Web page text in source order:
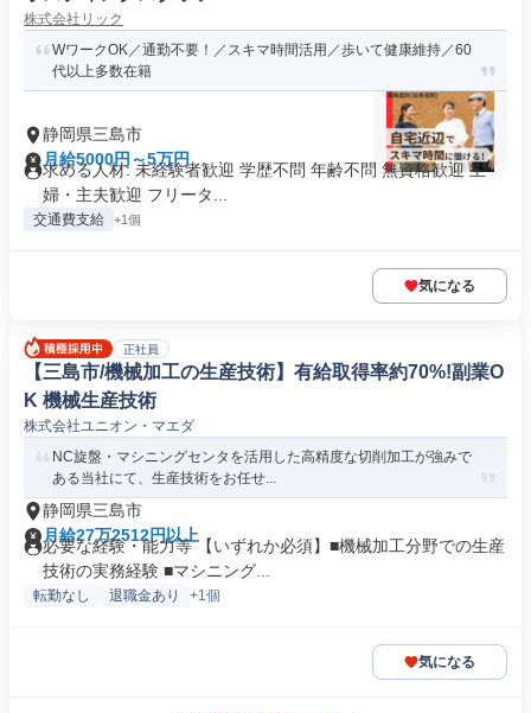
株式会社リック
WワークOK／通勤不要！／スキマ時間活用／歩いて健康維持／60
代以上多数在籍
静岡県三島市
月給5000円～5万円
求める人材: 未経験者歓迎 学歴不問 年齢不問 無資格歓迎 主
婦・主夫歓迎 フリータ...
交通費支給 +1個
気になる
正社員
【三島市/機械加工の生産技術】有給取得率約70%!副業O
K 機械生産技術
株式会社ユニオン・マエダ
NC旋盤・マシニングセンタを活用した高精度な切削加工が強みで
ある当社にて、生産技術をお任せ...
静岡県三島市
月給27万2512円以上
必要な経験・能力等 【いずれか必須】■機械加工分野での生産
技術の実務経験 ■マシニング...
転勤なし 退職金あり +1個
気になる